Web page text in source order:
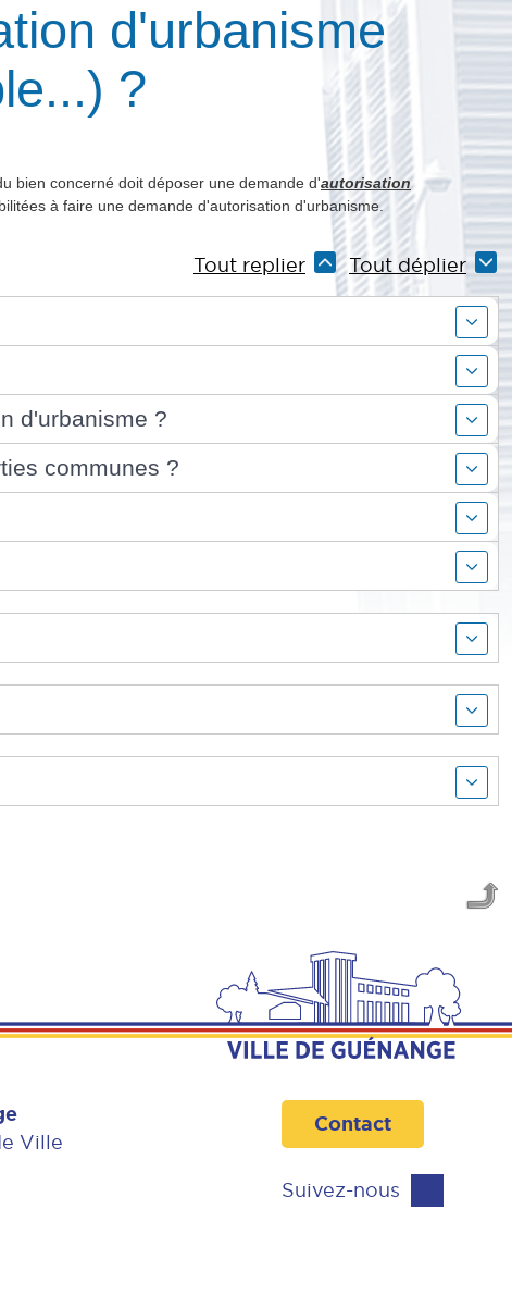
d'urbanisme
?
bien concerné doit déposer une demande d'autorisation
à faire une demande d'autorisation d'urbanisme.
Tout replier Tout déplier
d'urbanisme ?
communes ?
Ville
Contact
Suivez-nous